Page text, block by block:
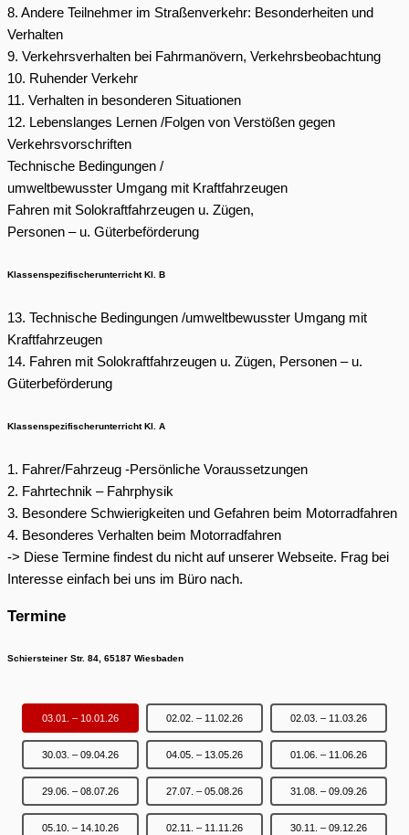
8. Andere Teilnehmer im Straßenverkehr: Besonderheiten und
Verhalten
9. Verkehrsverhalten bei Fahrmanövern, Verkehrsbeobachtung
10. Ruhender Verkehr
11. Verhalten in besonderen Situationen
12. Lebenslanges Lernen /Folgen von Verstößen gegen
Verkehrsvorschriften
Technische Bedingungen /
umweltbewusster Umgang mit Kraftfahrzeugen
Fahren mit Solokraftfahrzeugen u. Zügen,
Personen – u. Güterbeförderung
Klassenspezifischerunterricht Kl. B
13. Technische Bedingungen /umweltbewusster Umgang mit
Kraftfahrzeugen
14. Fahren mit Solokraftfahrzeugen u. Zügen, Personen – u.
Güterbeförderung
Klassenspezifischerunterricht Kl. A
1. Fahrer/Fahrzeug -Persönliche Voraussetzungen
2. Fahrtechnik – Fahrphysik
3. Besondere Schwierigkeiten und Gefahren beim Motorradfahren
4. Besonderes Verhalten beim Motorradfahren
-> Diese Termine findest du nicht auf unserer Webseite. Frag bei
Interesse einfach bei uns im Büro nach.
Termine
Schiersteiner Str. 84, 65187 Wiesbaden
03.01. – 10.01.26 02.02. – 11.02.26 02.03. – 11.03.26
30.03. – 09.04.26 04.05. – 13.05.26 01.06. – 11.06.26
29.06. – 08.07.26 27.07. – 05.08.26 31.08. – 09.09.26
05.10. – 14.10.26 02.11. – 11.11.26 30.11. – 09.12.26